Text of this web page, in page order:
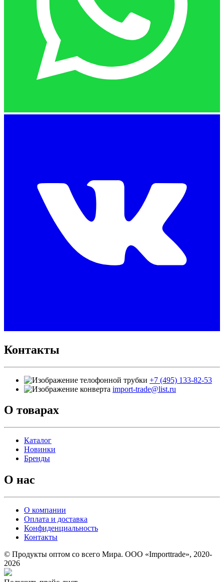
Контакты
+7 (495) 133-82-53
import-trade@list.ru
О товарах
Каталог
Новинки
Бренды
О нас
О компании
Оплата и доставка
Конфиденциальность
Контакты
© Продукты оптом со всего Мира. ООО «Importtrade», 2020-
2026